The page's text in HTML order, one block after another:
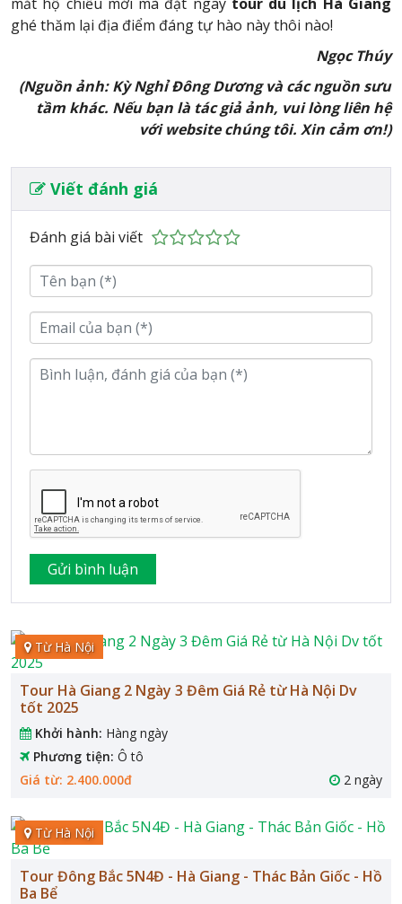
ghé thăm lại địa điểm đáng tự hào này thôi nào!
Ngọc Thúy
(Nguồn ảnh: Kỳ Nghỉ Đông Dương và các nguồn sưu
tầm khác. Nếu bạn là tác giả ảnh, vui lòng liên hệ
với website chúng tôi. Xin cảm ơn!)
Viết đánh giá
Đánh giá bài viết
Từ Hà Nội
Tour Hà Giang 2 Ngày 3 Đêm Giá Rẻ từ Hà Nội Dv
tốt 2025
Khởi hành: Hàng ngày
Phương tiện: Ô tô
Giá từ: 2.400.000đ
2 ngày
Từ Hà Nội
Tour Đông Bắc 5N4Đ - Hà Giang - Thác Bản Giốc - Hồ
Ba Bể